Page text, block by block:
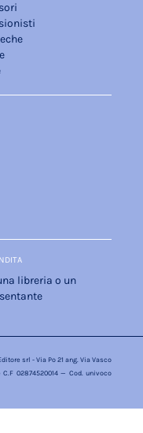
libreria o un
srl - Via Po 21 ang. Via Vasco
02874520014 — Cod. univoco